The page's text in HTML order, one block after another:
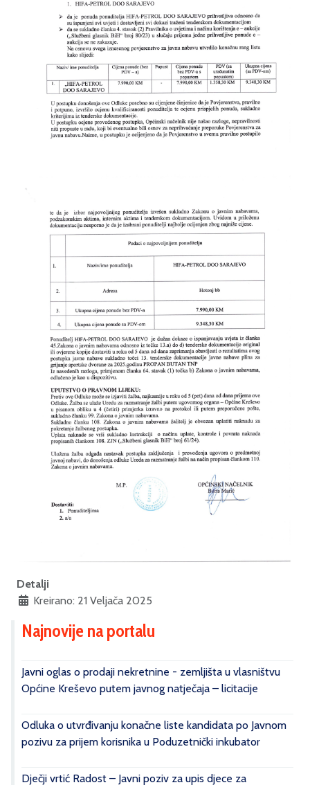
Detalji
Kreirano: 21 Veljača 2025
Najnovije na portalu
Javni oglas o prodaji nekretnine - zemljišta u vlasništvu
Općine Kreševo putem javnog natječaja – licitacije
Odluka o utvrđivanju konačne liste kandidata po Javnom
pozivu za prijem korisnika u Poduzetnički inkubator
Dječji vrtić Radost – Javni poziv za upis djece za